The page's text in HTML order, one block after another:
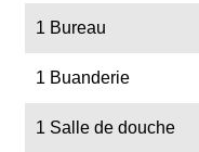
1 Bureau
1 Buanderie
1 Salle de douche